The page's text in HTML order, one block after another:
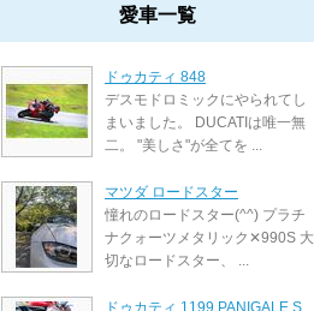
愛車一覧
ドゥカティ 848
デスモドロミックにやられてし
まいました。 DUCATIは唯一無
二。 "美しさ"が全てを ...
マツダ ロードスター
憧れのロードスター(^^) プラチ
ナクォーツメタリック✕990S 大
切なロードスター、 ...
ドゥカティ 1199 PANIGALE S